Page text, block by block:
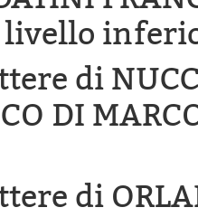
livello
di
DI
di